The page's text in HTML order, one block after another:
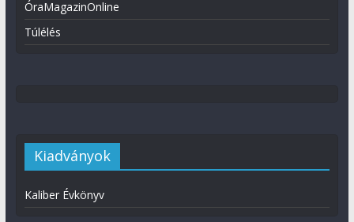
ÓraMagazinOnline
Túlélés
Kiadványok
Kaliber Évkönyv